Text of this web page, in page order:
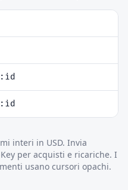
interi in USD. Invia
per acquisti e ricariche. I
usano cursori opachi.